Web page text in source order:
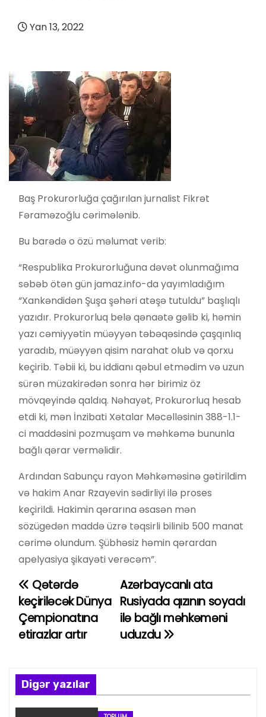
Yan 13, 2022
Baş Prokurorluğa çağırılan jurnalist Fikrət
Fəraməzoğlu cərimələnib.
Bu barədə o özü məlumat verib:
“Respublika Prokurorluğuna dəvət olunmağıma
səbəb ötən gün jamaz.info-da yayımladığım
“Xankəndidən Şuşa şəhəri atəşə tutuldu” başlıqlı
yazıdır. Prokurorluq belə qənaətə gəlib ki, həmin
yazı cəmiyyətin müəyyən təbəqəsində çaşqınlıq
yaradıb, müəyyən qisim narahat olub və qorxu
keçirib. Təbii ki, bu iddianı qəbul etmədim və uzun
sürən müzakirədən sonra hər birimiz öz
mövqeyində qaldıq. Nəhayət, Prokurorluq hesab
etdi ki, mən İnzibati Xətalar Məcəlləsinin 388-1.1-
ci maddəsini pozmuşam və məhkəmə bununla
bağlı qərar verməlidir.
Ardından Sabunçu rayon Məhkəməsinə gətirildim
və hakim Anar Rzayevin sədirliyi ilə proses
keçirildi. Hakimin qərarına əsasən mən
sözügedən maddə üzrə təqsirli bilinib 500 manat
cərimə olundum. Şübhəsiz həmin qərardan
apelyasiya şikayəti verəcəm”.
Y
a
z
n
Azərbaycanlı ata
Rusiyada qızının soyadı
ilə bağlı məhkəməni
uduzdu
Qətərdə
keçiriləcək Dünya
Çempionatına
etirazlar artır
Digər yazılar